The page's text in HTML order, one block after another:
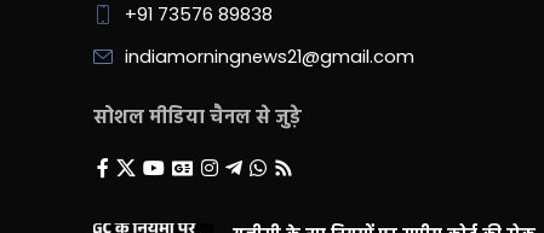
+91 73576 89838
indiamorningnews21@gmail.com
सोशल मीडिया चैनल से जुड़े